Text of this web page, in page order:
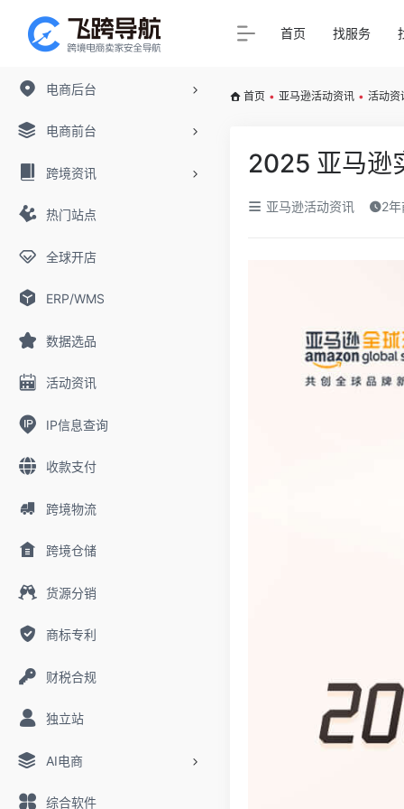
电商后台
电商前台
跨境资讯
热门站点
全球开店
ERP/WMS
数据选品
活动资讯
IP信息查询
收款支付
跨境物流
跨境仓储
货源分销
商标专利
财税合规
独立站
AI电商
综合软件
首页 找服务
首页 • 亚马逊活动资讯 • 活动资
2025 亚马逊
亚马逊活动资讯 2